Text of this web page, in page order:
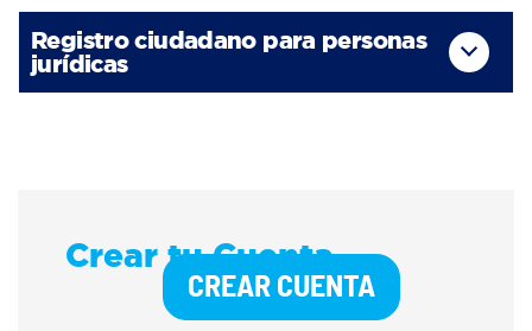
Registro ciudadano para personas
jurídicas
Crear tu Cuenta
CREAR CUENTA